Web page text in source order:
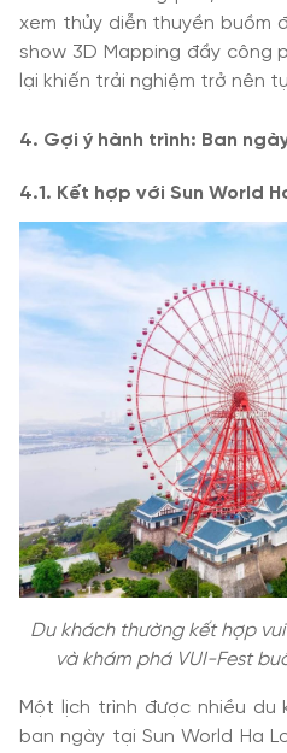
xem thủy diễn thuyền buồm
show 3D Mapping đầy công
lại khiến trải nghiệm trở nên
4. Gợi ý hành trình: Ban
4.1. Kết hợp với Sun World
Du khách thường kết hợp
và khám phá VUI-Fest
Một lịch trình được nhiều du
ban ngày tại Sun World Ha